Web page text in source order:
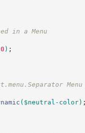
in a Menu
0 ) ;
( $neutral-color)